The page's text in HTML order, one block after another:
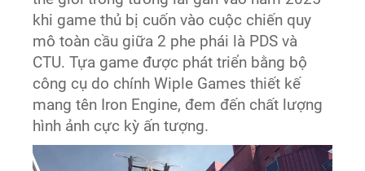
khi game thủ bị cuốn vào cuộc chiến quy
mô toàn cầu giữa 2 phe phái là PDS và
CTU. Tựa game được phát triển bằng bộ
công cụ do chính Wiple Games thiết kế
mang tên Iron Engine, đem đến chất lượng
hình ảnh cực kỳ ấn tượng.